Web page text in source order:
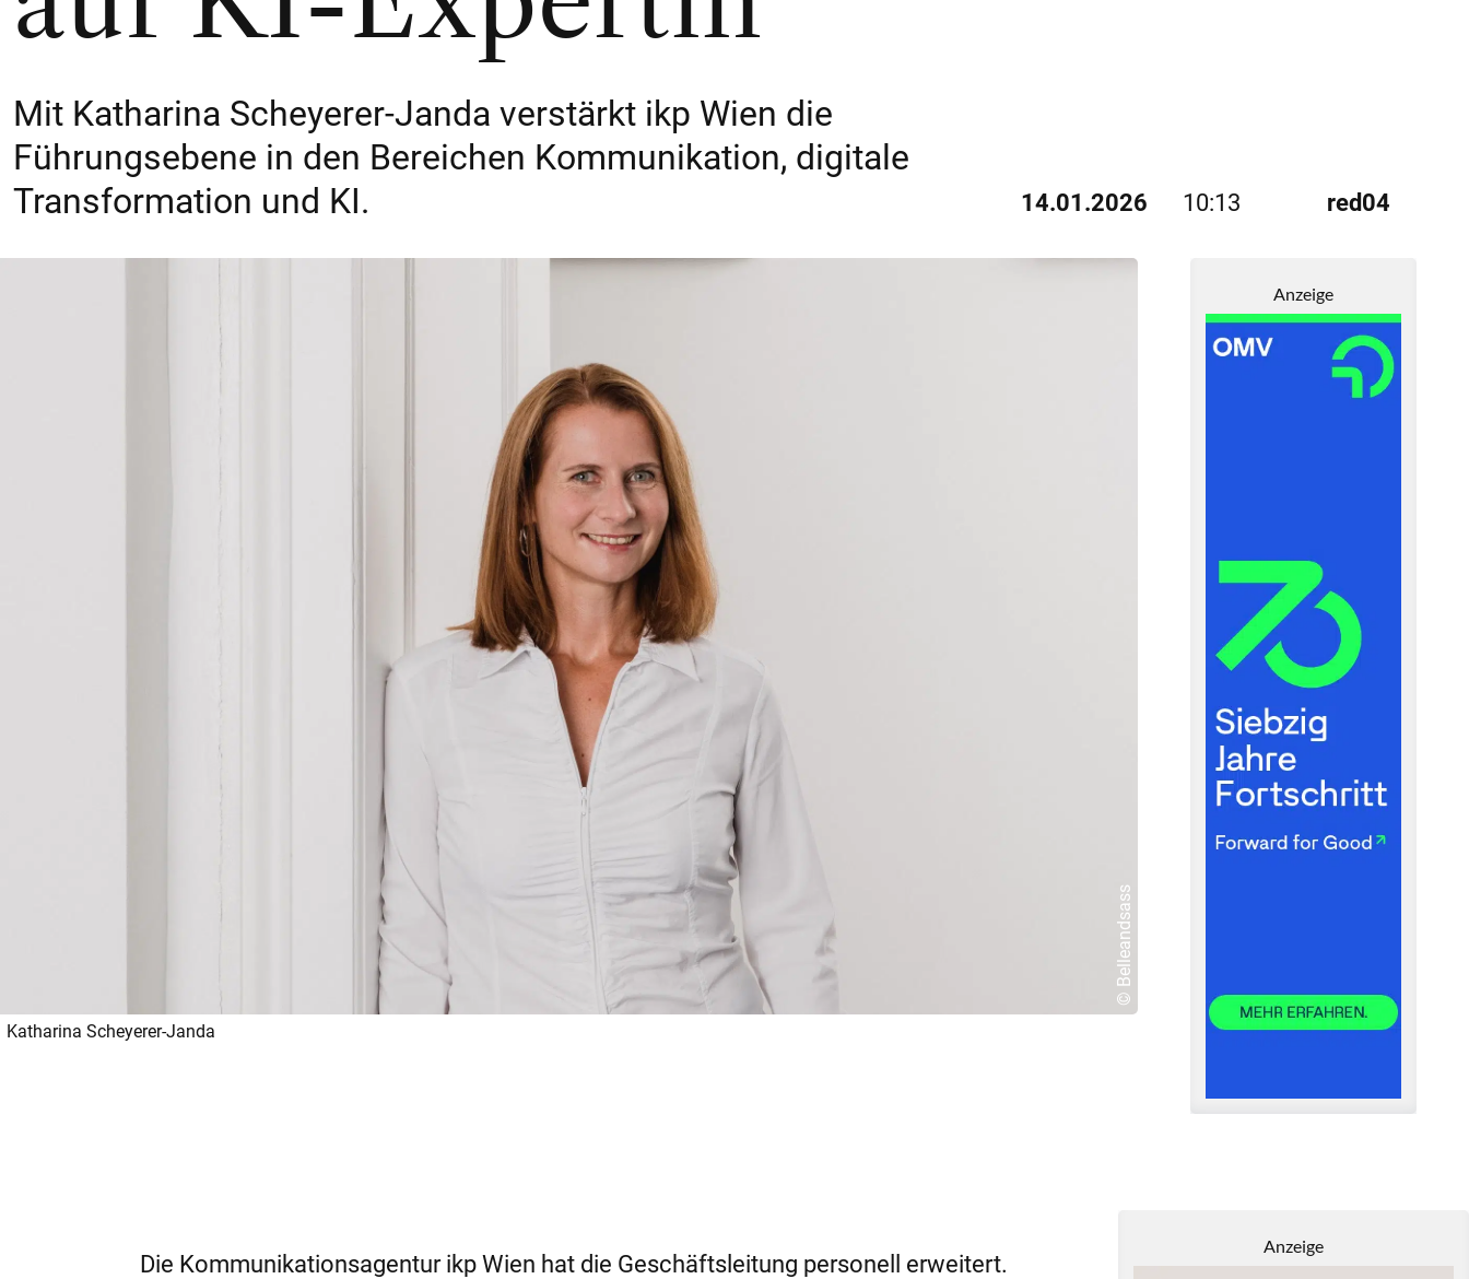
Mit Katharina Scheyerer-Janda verstärkt ikp Wien die
Führungsebene in den Bereichen Kommunikation, digitale
Transformation und KI.
14.01.2026 10:13 red04
© Belleandsass
Katharina Scheyerer-Janda
Anzeige
Die Kommunikationsagentur ikp Wien hat die Geschäftsleitung personell erweitert.
Anzeige